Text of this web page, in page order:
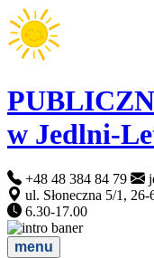
w Jedlni-
+48 48 384 84 79
ul. Słoneczna 5/1,
6.30-17.00
menu